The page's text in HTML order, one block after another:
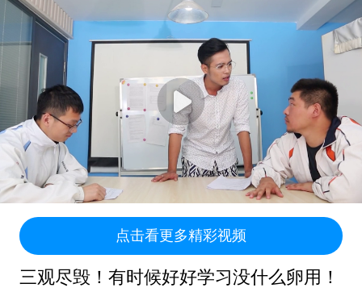
点击看更多精彩视频
三观尽毁！有时候好好学习没什么卵用！